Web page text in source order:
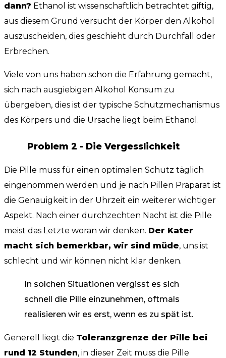
dann? Ethanol ist wissenschaftlich betrachtet giftig,
aus diesem Grund versucht der Körper den Alkohol
auszuscheiden, dies geschieht durch Durchfall oder
Erbrechen.
Viele von uns haben schon die Erfahrung gemacht,
sich nach ausgiebigen Alkohol Konsum zu
übergeben, dies ist der typische Schutzmechanismus
des Körpers und die Ursache liegt beim Ethanol.
Problem 2 - Die Vergesslichkeit
Die Pille muss für einen optimalen Schutz täglich
eingenommen werden und je nach Pillen Präparat ist
die Genauigkeit in der Uhrzeit ein weiterer wichtiger
Aspekt. Nach einer durchzechten Nacht ist die Pille
meist das Letzte woran wir denken. Der Kater
macht sich bemerkbar, wir sind müde, uns ist
schlecht und wir können nicht klar denken.
In solchen Situationen vergisst es sich
schnell die Pille einzunehmen, oftmals
realisieren wir es erst, wenn es zu spät ist.
Generell liegt die Toleranzgrenze der Pille bei
rund 12 Stunden, in dieser Zeit muss die Pille